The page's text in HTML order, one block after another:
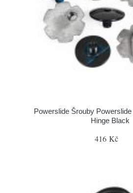
Powerslide Šrouby
Hinge Black
416 Kč